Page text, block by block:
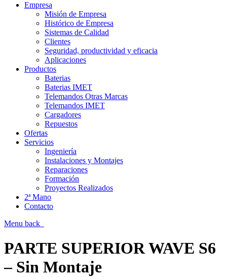
Empresa
Misión de Empresa
Histórico de Empresa
Sistemas de Calidad
Clientes
Seguridad, productividad y eficacia
Aplicaciones
Productos
Baterias
Baterias IMET
Telemandos Otras Marcas
Telemandos IMET
Cargadores
Repuestos
Ofertas
Servicios
Ingeniería
Instalaciones y Montajes
Reparaciones
Formación
Proyectos Realizados
2ª Mano
Contacto
Menu back
PARTE SUPERIOR WAVE S6
– Sin Montaje